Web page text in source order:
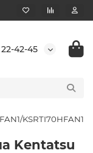
22-42-45
KSRTI70HFAN1
Kentatsu